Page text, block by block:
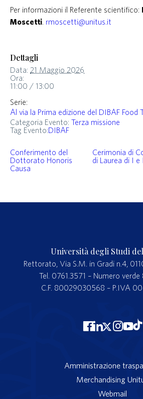
Per informazioni il Referente scientifico:
Moscetti. rmoscetti@unitus.it
Dettagli
Data: 21 Maggio 2026
Ora:
11:00 / 13:00
Serie:
Al via la Prima edizione del DIBAF Food
Categoria Evento: Terza missione
Tag Evento:DIBAF
Conferimento del
Dottorato Honoris
Causa
Cerimonia di
di Laurea di I
Università degli Studi
Rettorato, Via S.M. in Gradi n.4,
Tel. 0761.3571 – Numero
C.F. 80029030568 – P.IVA
Amministrazione
Merchandising
Webmail